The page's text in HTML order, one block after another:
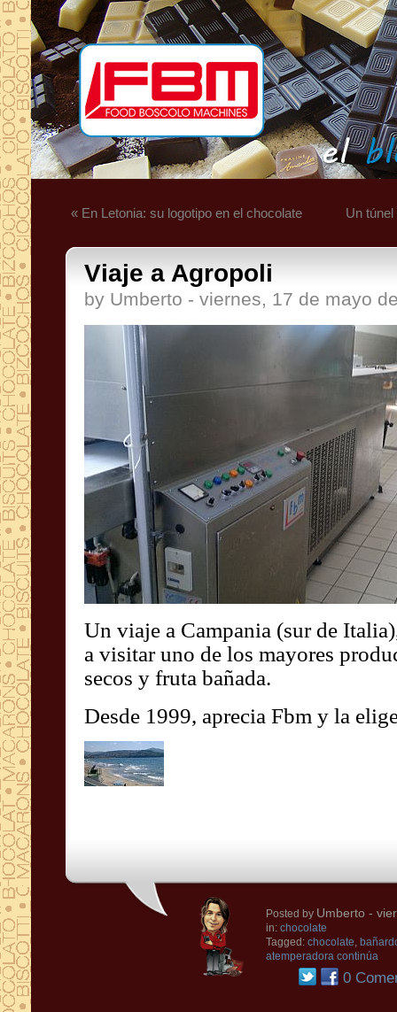
« En Letonia: su logotipo en el chocolate Un
Viaje a Agropoli
by Umberto - viernes, 17 de mayo
Un viaje a Campania (sur de
a visitar uno de los mayores
secos y fruta bañada.
Desde 1999, aprecia Fbm y la
Posted by Umberto -
in: chocolate
Tagged: chocolate,
atemperadora continúa
0